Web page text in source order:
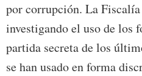
por corrupción. La
investigando el uso de los
partida secreta de los
se han usado en forma